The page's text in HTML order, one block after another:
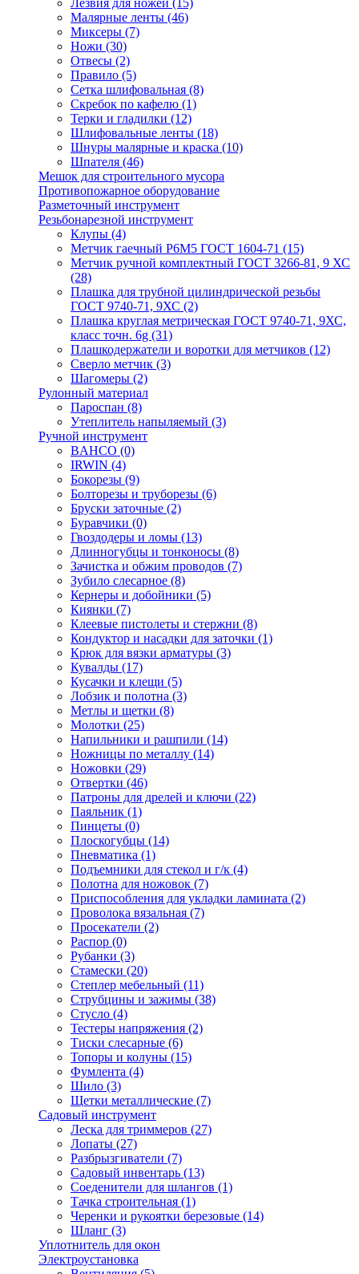
Лезвия для ножей (15)
Малярные ленты (46)
Миксеры (7)
Ножи (30)
Отвесы (2)
Правило (5)
Сетка шлифовальная (8)
Скребок по кафелю (1)
Терки и гладилки (12)
Шлифовальные ленты (18)
Шнуры малярные и краска (10)
Шпателя (46)
Мешок для строительного мусора
Противопожарное оборудование
Разметочный инструмент
Резьбонарезной инструмент
Клупы (4)
Метчик гаечный Р6М5 ГОСТ 1604-71 (15)
Метчик ручной комплектный ГОСТ 3266-81, 9 ХС
(28)
Плашка для трубной цилиндрической резьбы
ГОСТ 9740-71, 9ХС (2)
Плашка круглая метрическая ГОСТ 9740-71, 9ХС,
класс точн. 6g (31)
Плашкодержатели и воротки для метчиков (12)
Сверло метчик (3)
Шагомеры (2)
Рулонный материал
Пароспан (8)
Утеплитель напыляемый (3)
Ручной инструмент
BAHCO (0)
IRWIN (4)
Бокорезы (9)
Болторезы и труборезы (6)
Бруски заточные (2)
Буравчики (0)
Гвоздодеры и ломы (13)
Длинногубцы и тонконосы (8)
Зачистка и обжим проводов (7)
Зубило слесарное (8)
Кернеры и добойники (5)
Киянки (7)
Клеевые пистолеты и стержни (8)
Кондуктор и насадки для заточки (1)
Крюк для вязки арматуры (3)
Кувалды (17)
Кусачки и клещи (5)
Лобзик и полотна (3)
Метлы и щетки (8)
Молотки (25)
Напильники и рашпили (14)
Ножницы по металлу (14)
Ножовки (29)
Отвертки (46)
Патроны для дрелей и ключи (22)
Паяльник (1)
Пинцеты (0)
Плоскогубцы (14)
Пневматика (1)
Подъемники для стекол и г/к (4)
Полотна для ножовок (7)
Приспособления для укладки ламината (2)
Проволока вязальная (7)
Просекатели (2)
Распор (0)
Рубанки (3)
Стамески (20)
Степлер мебельный (11)
Струбцины и зажимы (38)
Стусло (4)
Тестеры напряжения (2)
Тиски слесарные (6)
Топоры и колуны (15)
Фумлента (4)
Шило (3)
Щетки металлические (7)
Садовый инструмент
Леска для триммеров (27)
Лопаты (27)
Разбрызгиватели (7)
Садовый инвентарь (13)
Соеденители для шлангов (1)
Тачка строительная (1)
Черенки и рукоятки березовые (14)
Шланг (3)
Уплотнитель для окон
Электроустановка